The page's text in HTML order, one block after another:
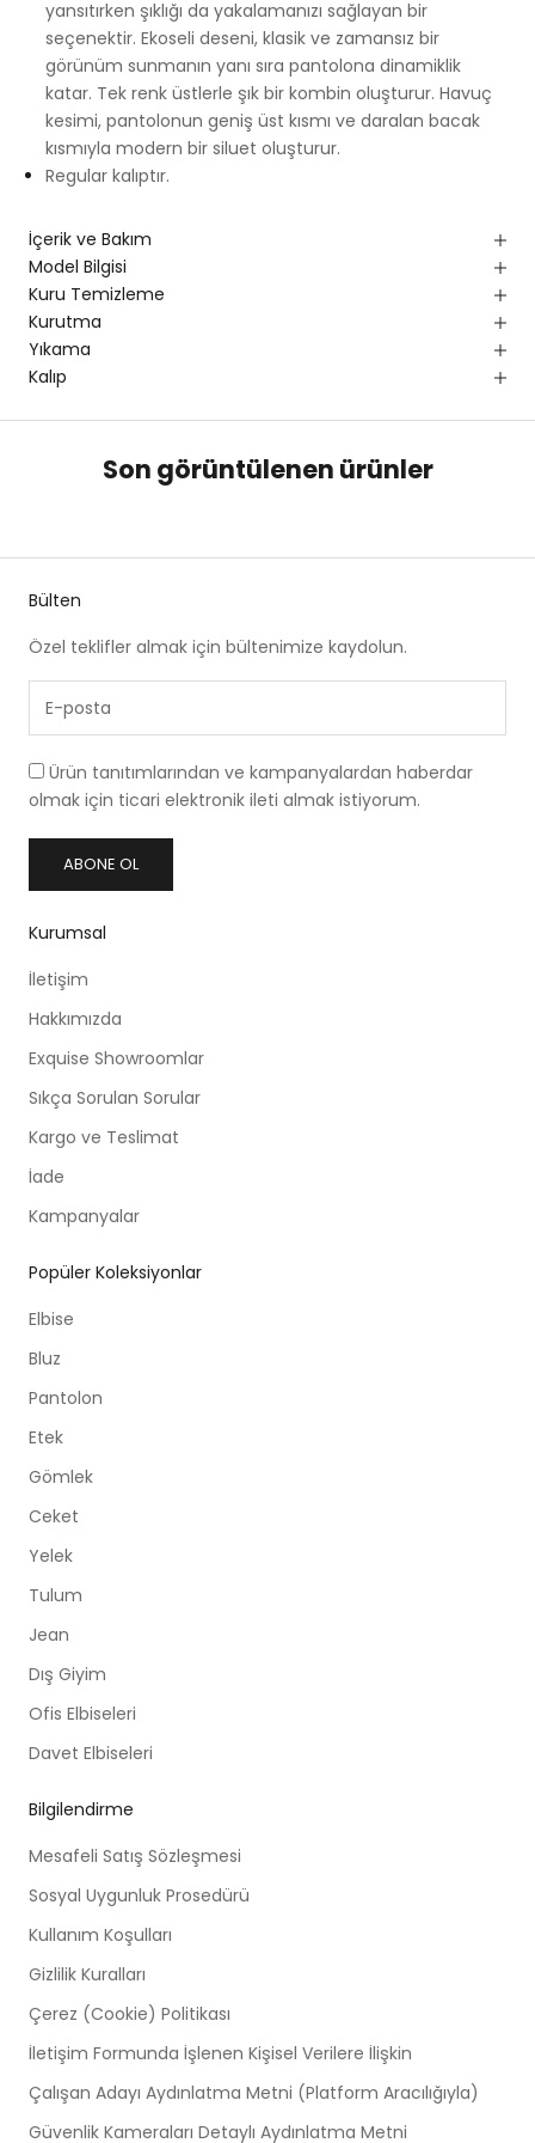
yansıtırken şıklığı da yakalamanızı sağlayan bir
seçenektir. Ekoseli deseni, klasik ve zamansız bir
görünüm sunmanın yanı sıra pantolona dinamiklik
katar. Tek renk üstlerle şık bir kombin oluşturur. Havuç
kesimi, pantolonun geniş üst kısmı ve daralan bacak
kısmıyla modern bir siluet oluşturur.
Regular kalıptır.
İçerik ve Bakım
Model Bilgisi
Kuru Temizleme
Kurutma
Yıkama
Kalıp
Son görüntülenen ürünler
Bülten
Özel teklifler almak için bültenimize kaydolun.
Ürün tanıtımlarından ve kampanyalardan haberdar
olmak için ticari elektronik ileti almak istiyorum.
ABONE OL
Kurumsal
İletişim
Hakkımızda
Exquise Showroomlar
Sıkça Sorulan Sorular
Kargo ve Teslimat
İade
Kampanyalar
Popüler Koleksiyonlar
Elbise
Bluz
Pantolon
Etek
Gömlek
Ceket
Yelek
Tulum
Jean
Dış Giyim
Ofis Elbiseleri
Davet Elbiseleri
Bilgilendirme
Mesafeli Satış Sözleşmesi
Sosyal Uygunluk Prosedürü
Kullanım Koşulları
Gizlilik Kuralları
Çerez (Cookie) Politikası
İletişim Formunda İşlenen Kişisel Verilere İlişkin
Çalışan Adayı Aydınlatma Metni (Platform Aracılığıyla)
Güvenlik Kameraları Detaylı Aydınlatma Metni